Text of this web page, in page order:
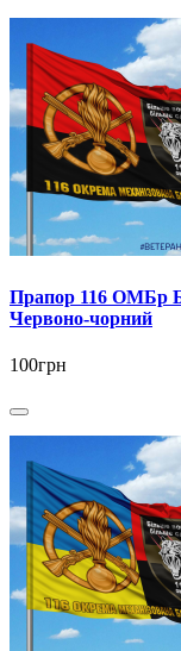
Прапор 116 ОМБр
Червоно-чорний
100грн